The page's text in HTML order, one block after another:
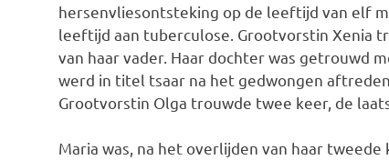
hersenvliesontsteking op de leeftijd van elf
leeftijd aan tuberculose. Grootvorstin Xenia
van haar vader. Haar dochter was getrouwd
werd in titel tsaar na het gedwongen
Grootvorstin Olga trouwde twee keer, de
Maria was, na het overlijden van haar